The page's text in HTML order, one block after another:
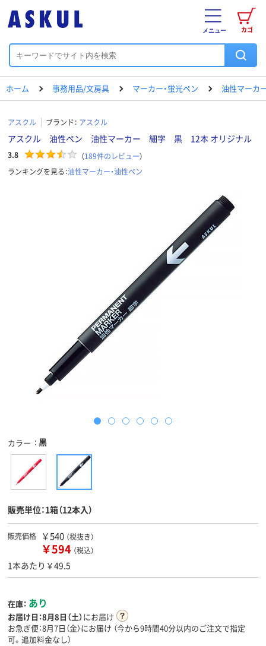
カゴ
メニュー
ホーム 事務用品/文房具 マーカー・蛍光ペン 油性マーカ
アスクル ブランド： アスクル
アスクル 油性ペン 油性マーカー 細字 黒 12本 オリジナル
3.8 （189件のレビュー）
ランキングを見る：油性マーカー・油性ペン
カラー 黒
販売単位：1箱（12本入）
販売価格 ￥540 （税抜き）
￥594 （税込）
1本あたり￥49.5
在庫： あり
お届け日：8月8日（土）にお届け
お急ぎ便：8月7日（金）にお届け （今から9時間40分以内のご注文で指定
可。追加料金なし）